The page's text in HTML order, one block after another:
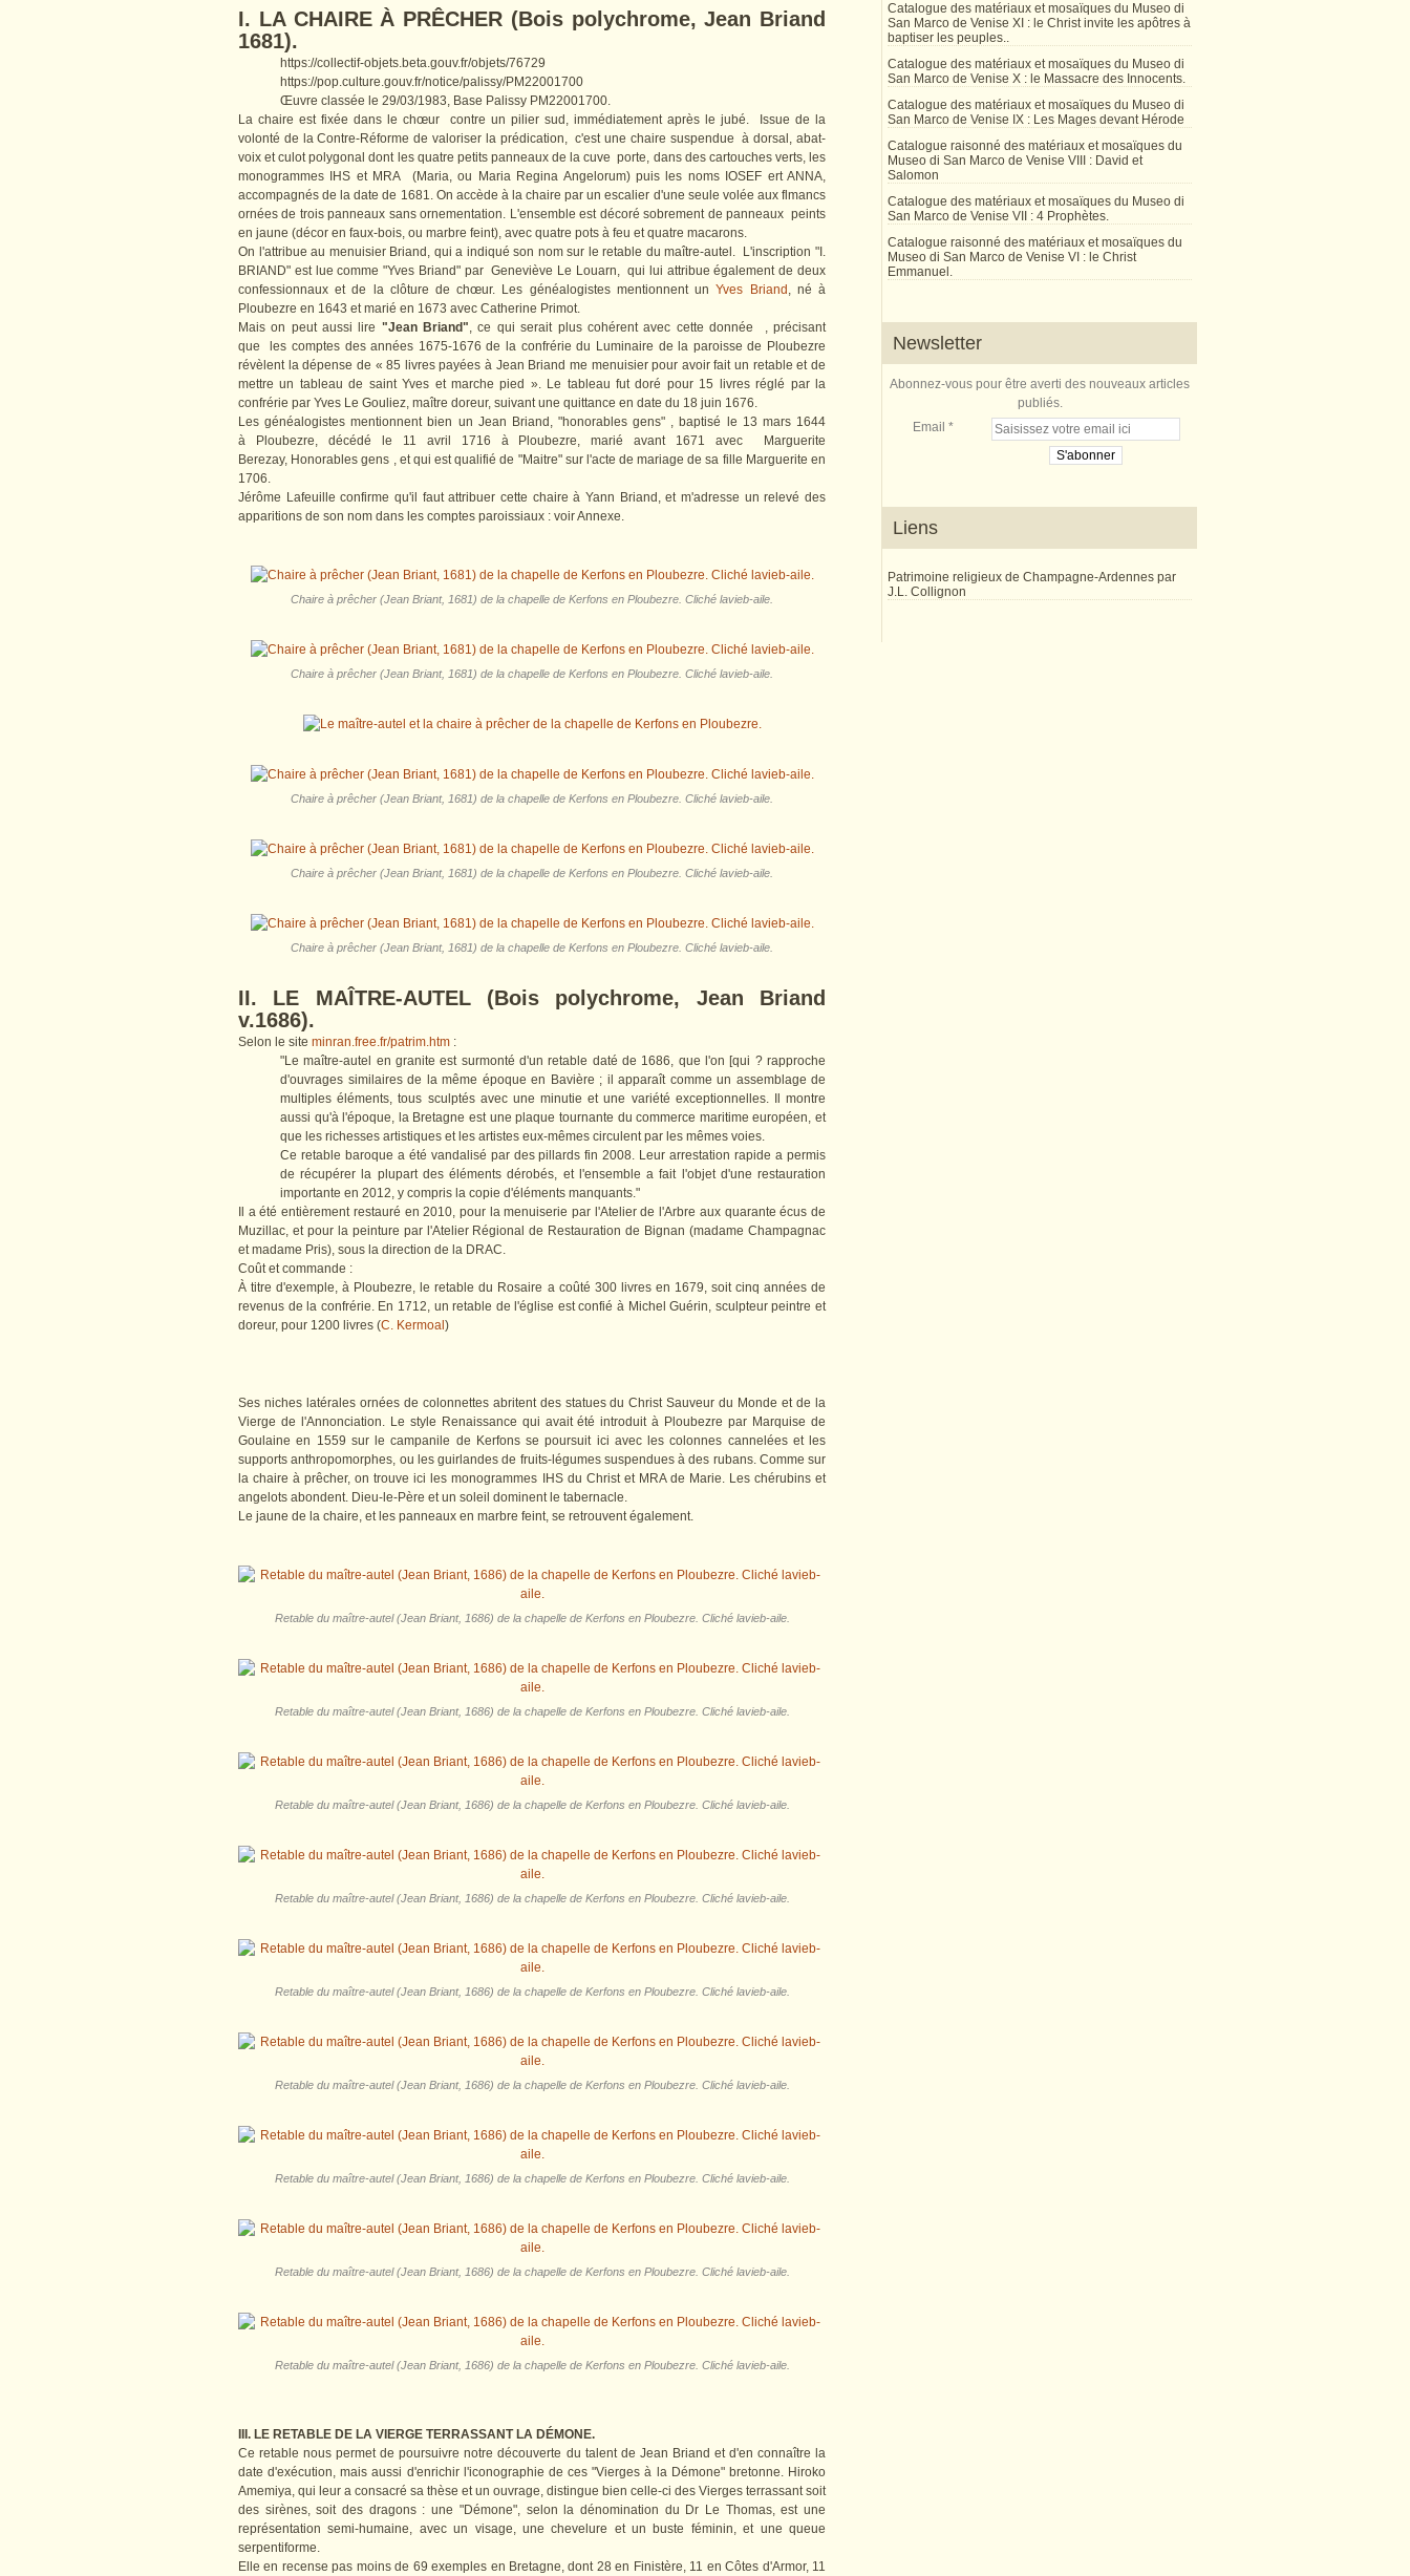
I. LA CHAIRE À PRÊCHER (Bois polychrome, Jean Briand
1681).
https://collectif-objets.beta.gouv.fr/objets/76729
https://pop.culture.gouv.fr/notice/palissy/PM22001700
Œuvre classée le 29/03/1983, Base Palissy PM22001700.
La chaire est fixée dans le chœur contre un pilier sud, immédiatement après le jubé. Issue de la
volonté de la Contre-Réforme de valoriser la prédication, c'est une chaire suspendue à dorsal, abat-
voix et culot polygonal dont les quatre petits panneaux de la cuve porte, dans des cartouches verts, les
monogrammes IHS et MRA (Maria, ou Maria Regina Angelorum) puis les noms IOSEF ert ANNA,
accompagnés de la date de 1681. On accède à la chaire par un escalier d'une seule volée aux flmancs
ornées de trois panneaux sans ornementation. L'ensemble est décoré sobrement de panneaux peints
en jaune (décor en faux-bois, ou marbre feint), avec quatre pots à feu et quatre macarons.
On l'attribue au menuisier Briand, qui a indiqué son nom sur le retable du maître-autel. L'inscription "I.
BRIAND" est lue comme "Yves Briand" par Geneviève Le Louarn, qui lui attribue également de deux
confessionnaux et de la clôture de chœur. Les généalogistes mentionnent un Yves Briand , né à
Ploubezre en 1643 et marié en 1673 avec Catherine Primot.
Mais on peut aussi lire "Jean Briand", ce qui serait plus cohérent avec cette donnée , précisant
que les comptes des années 1675-1676 de la confrérie du Luminaire de la paroisse de Ploubezre
révèlent la dépense de « 85 livres payées à Jean Briand me menuisier pour avoir fait un retable et de
mettre un tableau de saint Yves et marche pied ». Le tableau fut doré pour 15 livres réglé par la
confrérie par Yves Le Gouliez, maître doreur, suivant une quittance en date du 18 juin 1676.
Les généalogistes mentionnent bien un Jean Briand, "honorables gens" , baptisé le 13 mars 1644
à Ploubezre, décédé le 11 avril 1716 à Ploubezre, marié avant 1671 avec Marguerite
Berezay, Honorables gens , et qui est qualifié de "Maitre" sur l'acte de mariage de sa fille Marguerite en
1706.
Jérôme Lafeuille confirme qu'il faut attribuer cette chaire à Yann Briand, et m'adresse un relevé des
apparitions de son nom dans les comptes paroissiaux : voir Annexe.
Chaire à prêcher (Jean Briant, 1681) de la chapelle de Kerfons en Ploubezre. Cliché lavieb-aile.
Chaire à prêcher (Jean Briant, 1681) de la chapelle de Kerfons en Ploubezre. Cliché lavieb-aile.
Chaire à prêcher (Jean Briant, 1681) de la chapelle de Kerfons en Ploubezre. Cliché lavieb-aile.
Chaire à prêcher (Jean Briant, 1681) de la chapelle de Kerfons en Ploubezre. Cliché lavieb-aile.
Chaire à prêcher (Jean Briant, 1681) de la chapelle de Kerfons en Ploubezre. Cliché lavieb-aile.
II. LE MAÎTRE-AUTEL (Bois polychrome, Jean Briand
v.1686).
Selon le site minran.free.fr/patrim.htm :
"Le maître-autel en granite est surmonté d'un retable daté de 1686, que l'on [qui ? rapproche
d'ouvrages similaires de la même époque en Bavière ; il apparaît comme un assemblage de
multiples éléments, tous sculptés avec une minutie et une variété exceptionnelles. Il montre
aussi qu'à l'époque, la Bretagne est une plaque tournante du commerce maritime européen, et
que les richesses artistiques et les artistes eux-mêmes circulent par les mêmes voies.
Ce retable baroque a été vandalisé par des pillards fin 2008. Leur arrestation rapide a permis
de récupérer la plupart des éléments dérobés, et l'ensemble a fait l'objet d'une restauration
importante en 2012, y compris la copie d'éléments manquants."
Il a été entièrement restauré en 2010, pour la menuiserie par l'Atelier de l'Arbre aux quarante écus de
Muzillac, et pour la peinture par l'Atelier Régional de Restauration de Bignan (madame Champagnac
et madame Pris), sous la direction de la DRAC.
Coût et commande :
À titre d'exemple, à Ploubezre, le retable du Rosaire a coûté 300 livres en 1679, soit cinq années de
revenus de la confrérie. En 1712, un retable de l'église est confié à Michel Guérin, sculpteur peintre et
doreur, pour 1200 livres (C. Kermoal )
Ses niches latérales ornées de colonnettes abritent des statues du Christ Sauveur du Monde et de la
Vierge de l'Annonciation. Le style Renaissance qui avait été introduit à Ploubezre par Marquise de
Goulaine en 1559 sur le campanile de Kerfons se poursuit ici avec les colonnes cannelées et les
supports anthropomorphes, ou les guirlandes de fruits-légumes suspendues à des rubans. Comme sur
la chaire à prêcher, on trouve ici les monogrammes IHS du Christ et MRA de Marie. Les chérubins et
angelots abondent. Dieu-le-Père et un soleil dominent le tabernacle.
Le jaune de la chaire, et les panneaux en marbre feint, se retrouvent également.
Retable du maître-autel (Jean Briant, 1686) de la chapelle de Kerfons en Ploubezre. Cliché lavieb-aile.
Retable du maître-autel (Jean Briant, 1686) de la chapelle de Kerfons en Ploubezre. Cliché lavieb-aile.
Retable du maître-autel (Jean Briant, 1686) de la chapelle de Kerfons en Ploubezre. Cliché lavieb-aile.
Retable du maître-autel (Jean Briant, 1686) de la chapelle de Kerfons en Ploubezre. Cliché lavieb-aile.
Retable du maître-autel (Jean Briant, 1686) de la chapelle de Kerfons en Ploubezre. Cliché lavieb-aile.
Retable du maître-autel (Jean Briant, 1686) de la chapelle de Kerfons en Ploubezre. Cliché lavieb-aile.
Retable du maître-autel (Jean Briant, 1686) de la chapelle de Kerfons en Ploubezre. Cliché lavieb-aile.
Retable du maître-autel (Jean Briant, 1686) de la chapelle de Kerfons en Ploubezre. Cliché lavieb-aile.
Retable du maître-autel (Jean Briant, 1686) de la chapelle de Kerfons en Ploubezre. Cliché lavieb-aile.
III. LE RETABLE DE LA VIERGE TERRASSANT LA DÉMONE.
Ce retable nous permet de poursuivre notre découverte du talent de Jean Briand et d'en connaître la
date d'exécution, mais aussi d'enrichir l'iconographie de ces "Vierges à la Démone" bretonne. Hiroko
Amemiya, qui leur a consacré sa thèse et un ouvrage, distingue bien celle-ci des Vierges terrassant soit
des sirènes, soit des dragons : une "Démone", selon la dénomination du Dr Le Thomas, est une
représentation semi-humaine, avec un visage, une chevelure et un buste féminin, et une queue
serpentiforme.
Elle en recense pas moins de 69 exemples en Bretagne, dont 28 en Finistère, 11 en Côtes d'Armor, 11
Catalogue des matériaux et mosaïques du Museo di
San Marco de Venise XI : le Christ invite les apôtres à
baptiser les peuples..
Catalogue des matériaux et mosaïques du Museo di
San Marco de Venise X : le Massacre des Innocents.
Catalogue des matériaux et mosaïques du Museo di
San Marco de Venise IX : Les Mages devant Hérode
Catalogue raisonné des matériaux et mosaïques du
Museo di San Marco de Venise VIII : David et
Salomon
Catalogue des matériaux et mosaïques du Museo di
San Marco de Venise VII : 4 Prophètes.
Catalogue raisonné des matériaux et mosaïques du
Museo di San Marco de Venise VI : le Christ
Emmanuel.
Newsletter
Abonnez-vous pour être averti des nouveaux articles
publiés.
Email
Liens
Patrimoine religieux de Champagne-Ardennes par
J.L. Collignon